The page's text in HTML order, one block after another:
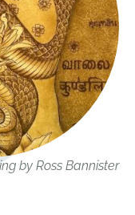
by Ross Bannister